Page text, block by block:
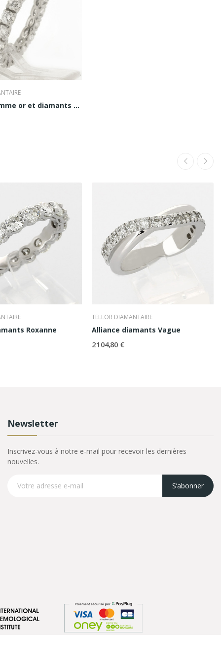
Alliance Femme or et diamants Sabrina
Roxanne
TELLOR DIAMANTAIRE
Alliance diamants Vague
2 104,80 €
Newsletter
Inscrivez-vous à notre e-mail pour recevoir les dernières
nouvelles.
S’abonner